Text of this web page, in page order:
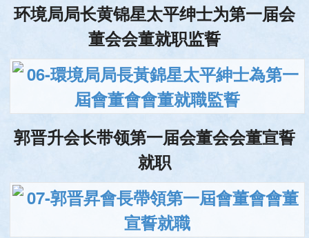
环境局局长黄锦星太平绅士为第一届会
董会会董就职监誓
郭晋升会长带领第一届会董会会董宣誓
就职